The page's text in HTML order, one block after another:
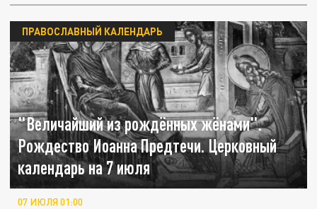
"Величайший из рождённых жёнами".
Рождество Иоанна Предтечи. Церковный
календарь на 7 июля
ПРАВОСЛАВНЫЙ КАЛЕНДАРЬ
07 ИЮЛЯ 01:00